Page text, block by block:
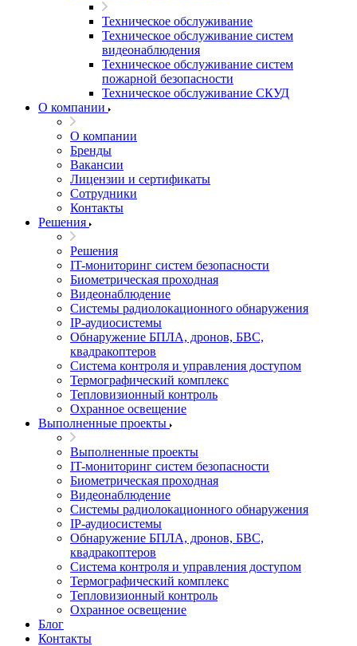
Техническое обслуживание
Техническое обслуживание систем
видеонаблюдения
Техническое обслуживание систем
пожарной безопасности
Техническое обслуживание СКУД
О компании
О компании
Бренды
Вакансии
Лицензии и сертификаты
Сотрудники
Контакты
Решения
Решения
IT-мониторинг систем безопасности
Биометрическая проходная
Видеонаблюдение
Системы радиолокационного обнаружения
IP-аудиосистемы
Обнаружение БПЛА, дронов, БВС,
квадракоптеров
Система контроля и управления доступом
Термографический комплекс
Тепловизионный контроль
Охранное освещение
Выполненные проекты
Выполненные проекты
IT-мониторинг систем безопасности
Биометрическая проходная
Видеонаблюдение
Системы радиолокационного обнаружения
IP-аудиосистемы
Обнаружение БПЛА, дронов, БВС,
квадракоптеров
Система контроля и управления доступом
Термографический комплекс
Тепловизионный контроль
Охранное освещение
Блог
Контакты